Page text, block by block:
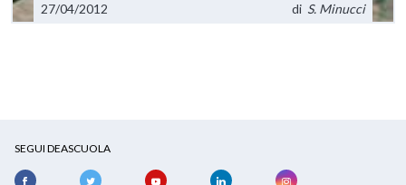
27/04/2012 di S. Minucci
SEGUI DEASCUOLA